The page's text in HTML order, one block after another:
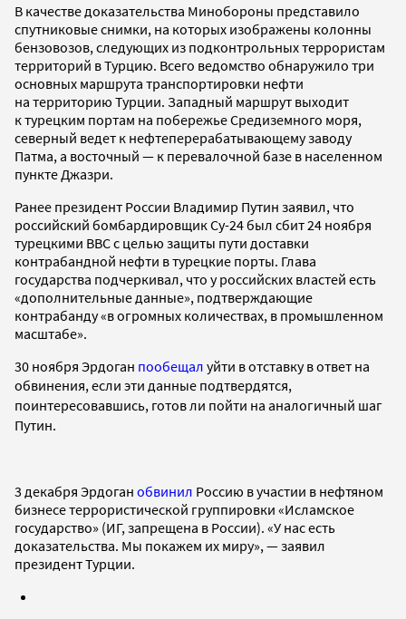
В качестве доказательства Минобороны представило
спутниковые снимки, на которых изображены колонны
бензовозов, следующих из подконтрольных террористам
территорий в Турцию. Всего ведомство обнаружило три
основных маршрута транспортировки нефти
на территорию Турции. Западный маршрут выходит
к турецким портам на побережье Средиземного моря,
северный ведет к нефтеперерабатывающему заводу
Патма, а восточный — к перевалочной базе в населенном
пункте Джазри.
Ранее президент России Владимир Путин заявил, что
российский бомбардировщик Су-24 был сбит 24 ноября
турецкими ВВС с целью защиты пути доставки
контрабандной нефти в турецкие порты. Глава
государства подчеркивал, что у российских властей есть
«дополнительные данные», подтверждающие
контрабанду «в огромных количествах, в промышленном
масштабе».
30 ноября Эрдоган пообещал уйти в отставку в ответ на
обвинения, если эти данные подтвердятся,
поинтересовавшись, готов ли пойти на аналогичный шаг
Путин.
3 декабря Эрдоган обвинил Россию в участии в нефтяном
бизнесе террористической группировки «Исламское
государство» (ИГ, запрещена в России). «У нас есть
доказательства. Мы покажем их миру», — заявил
президент Турции.